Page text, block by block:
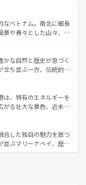
バラエティ豊かな料理
情報は コンテンツ一覧を参
自然美を楽しむことが
絶品のストリートフード
ている。夜には、韓国な
な魅力を心ゆくまで味
お、新着の韓国情報はコンテンツ一
なベトナム。南北に細長
景や青々とした山々、世
ノイの古い町並みやホ
物も、独特の雰囲気を
ィの豊かさとおいしさで
ムコーヒーなどは、ぜ
訪れてもあたたかい人々
っと忘れられない旅にな
な自然と歴史が息づく
立ち並ぶ一方、伝統的な
ェンマイなどの山岳地
ーケットやクラビの美し
ことができる。タイ料理
季節にも異なる楽しみ
の人々、仏教を中心とし
、訪れる旅人を魅了し続
は、特有のエネルギーを
がる壮大な景色、近未来
観光スポットが密集し
るのも魅力。息をのむよ
香港を存分に楽しみ尽く
合した独自の魅力を放つ
並ぶマリーナベイ、歴史